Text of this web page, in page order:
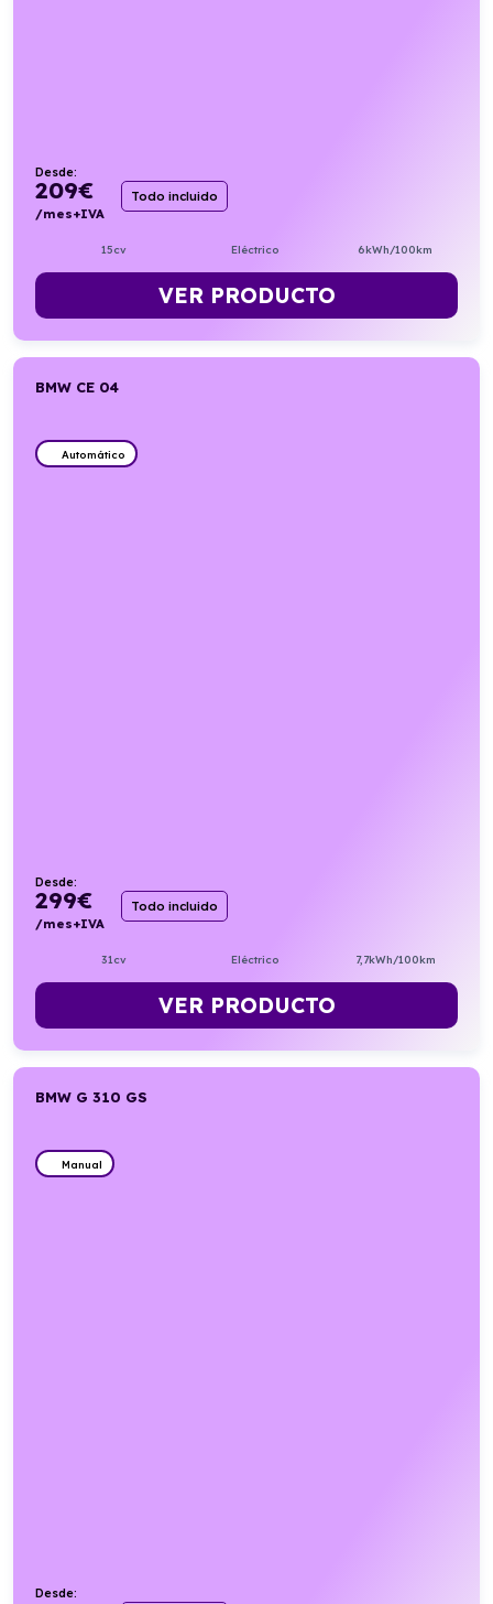
Desde:
209€
/mes+IVA
Todo incluido
15cv Eléctrico 6kWh/100km
VER PRODUCTO
BMW CE 04
Automático
Desde:
299€
/mes+IVA
Todo incluido
31cv Eléctrico 7,7kWh/100km
VER PRODUCTO
BMW G 310 GS
Manual
Desde: